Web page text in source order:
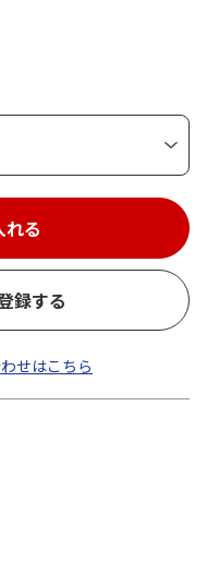
れる
録する
せはこちら